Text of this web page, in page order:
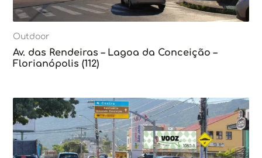
Outdoor
Av. das Rendeiras – Lagoa da Conceição –
Florianópolis (112)